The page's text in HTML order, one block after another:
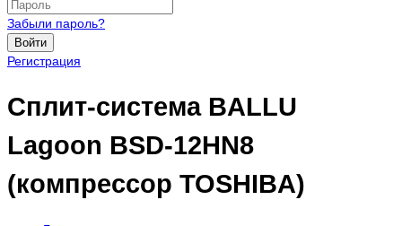
Забыли пароль?
Войти
Регистрация
Сплит-система BALLU
Lagoon BSD-12HN8
(компрессор TOSHIBA)